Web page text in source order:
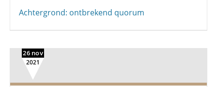
Achtergrond: ontbrekend quorum
26 nov
2021